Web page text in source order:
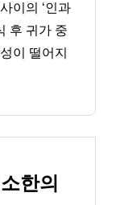
이의 ‘인과
후 귀가 중
이 떨어지
한의